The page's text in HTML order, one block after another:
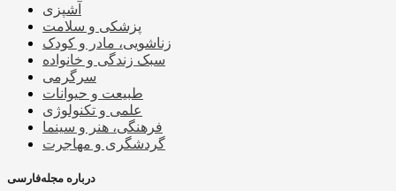
آشپزی
پزشکی و سلامت
زناشویی، مادر و کودک
سبک زندگی و خانواده
سرگرمی
طبیعت و حیوانات
علمی و تکنولوژی
فرهنگی، هنر و سینما
گردشگری و مهاجرت
درباره مجله‌فارسی